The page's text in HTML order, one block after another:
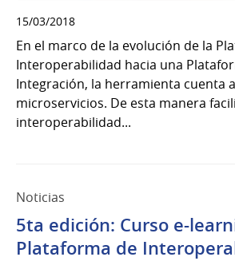
15/03/2018
En el marco de la evolución de la
Interoperabilidad hacia una
Integración, la herramienta cuenta
microservicios. De esta manera
interoperabilidad...
Noticias
5ta edición: Curso e-
Plataforma de